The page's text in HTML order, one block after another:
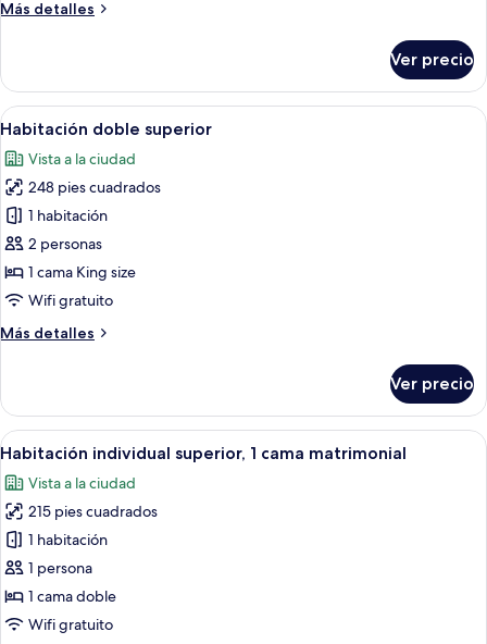
Más detalles
Más
Room
Ver precio
Abrir
todas
las
fotos
de
Habitación
doble
superior
16
Habitación doble superior
Vista a la ciudad
248 pies cuadrados
1 habitación
2 personas
1 cama King size
Wifi gratuito
Más detalles
Más
doble
superior
Ver precio
Abrir
todas
las
fotos
de
Habitación
individual
superior,
Una habitación de hotel con cama,
10
Habitación individual superior, 1 cama matrimonial
Vista a la ciudad
215 pies cuadrados
1 habitación
1 persona
1 cama doble
Wifi gratuito